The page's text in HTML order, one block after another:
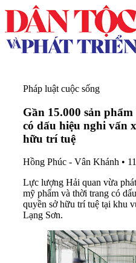
Pháp luật cuộc sống
Gần 15.000 sản
có dấu hiệu nghi vấn
hữu trí tuệ
Hồng Phúc - Vân Khánh •
Lực lượng Hải quan vừa
mỹ phẩm và thời trang có
quyền sở hữu trí tuệ tại khu
Lạng Sơn.